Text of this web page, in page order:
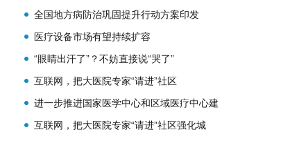
全国地方病防治巩固提升行动方案印发
医疗设备市场有望持续扩容
“眼睛出汗了”？不妨直接说“哭了”
互联网，把大医院专家“请进”社区
进一步推进国家医学中心和区域医疗中心建
互联网，把大医院专家“请进”社区强化城